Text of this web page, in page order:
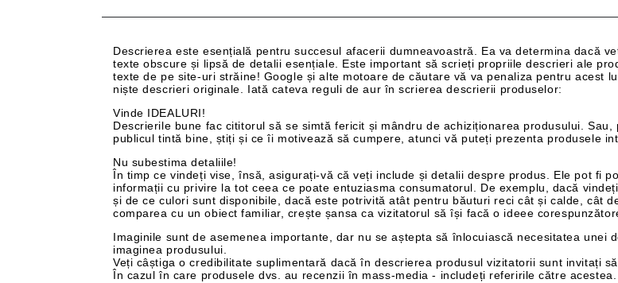
Descrierea este esențială pentru succesul afacerii dumneavoastră. Ea va determina dacă
texte obscure și lipsă de detalii esențiale. Este important să scrieți propriile descrieri ale
texte de pe site-uri străine! Google și alte motoare de căutare vă va penaliza pentru acest
niște descrieri originale. Iată cateva reguli de aur în scrierea descrierii produselor:
Vinde IDEALURI!
Descrierile bune fac cititorul să se simtă fericit și mândru de achiziționarea produsului.
publicul tintă bine, știți și ce îi motivează să cumpere, atunci vă puteți prezenta produsele
Nu subestima detaliile!
În timp ce vindeți vise, însă, asigurați-vă că veți include și detalii despre produs. Ele pot fi
informații cu privire la tot ceea ce poate entuziasma consumatorul. De exemplu, dacă
și de ce culori sunt disponibile, dacă este potrivită atât pentru băuturi reci cât și calde, cât
comparea cu un obiect familiar, crește șansa ca vizitatorul să își facă o ideee
Imaginile sunt de asemenea importante, dar nu se aștepta să înlocuiască necesitatea unei
imaginea produsului.
Veți câștiga o credibilitate suplimentară dacă în descrierea produsul vizitatorii sunt invitați
În cazul în care produsele dvs. au recenzii în mass-media - includeți referirile către acestea.